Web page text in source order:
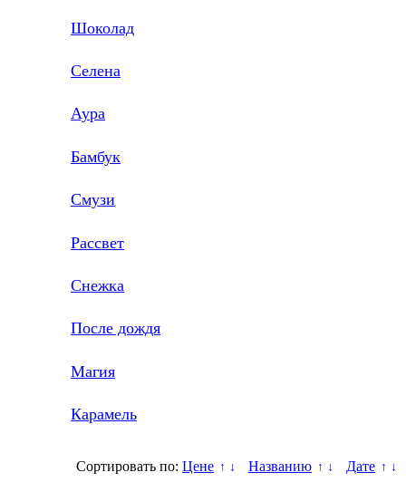
Шоколад
Селена
Аура
Бамбук
Смузи
Рассвет
Снежка
После дождя
Магия
Карамель
Сортировать по: Цене ↑ ↓ Названию ↑ ↓ Дате ↑ ↓